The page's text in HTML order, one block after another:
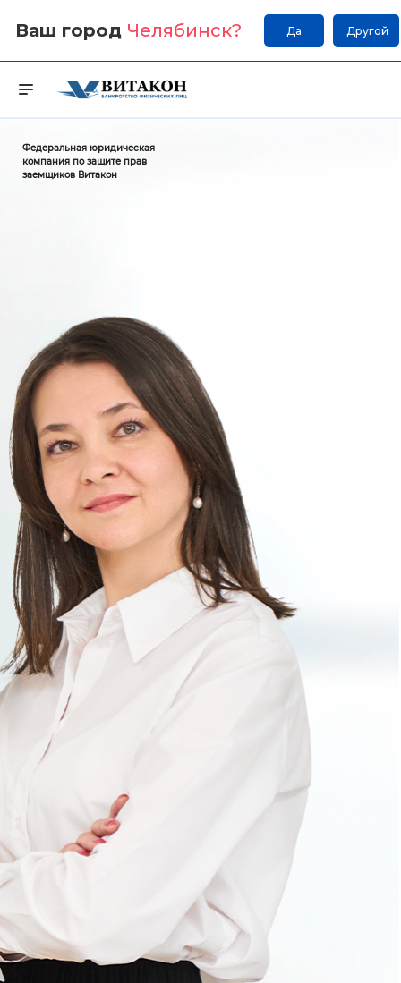
Ваш город Челябинск? Да Другой
Федеральная юридическая
компания по защите прав
заемщиков Витакон